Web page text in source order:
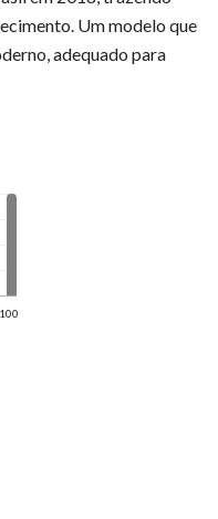
Um modelo que
adequado para